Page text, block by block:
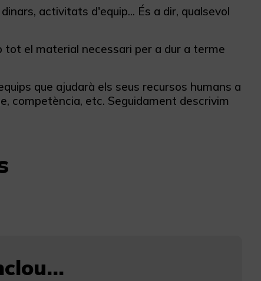
activitats d'equip... És a dir, qualsevol
tot el material necessari per a dur a terme
que ajudarà els seus recursos humans a
competència, etc. Seguidament descrivim